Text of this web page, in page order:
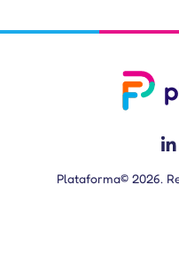
Plataforma© 2026.